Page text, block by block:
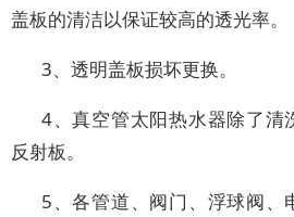
盖板的清洁以保证较高的透光率。
3、透明盖板损坏更换。
4、真空管太阳热水器除了清
反射板。
5、各管道、阀门、浮球阀、